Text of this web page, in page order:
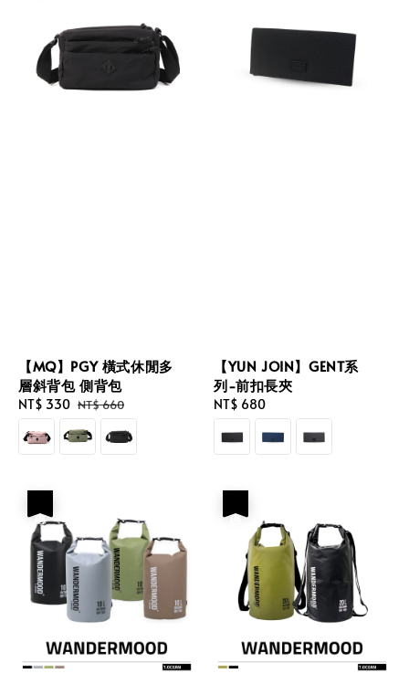
【MQ】PGY 橫式休閒多
層斜背包 側背包
Sale
price
NT$ 330 Regular
price
NT$ 660
【YUN JOIN】GENT系
列-前扣長夾
Regular
price
NT$ 680